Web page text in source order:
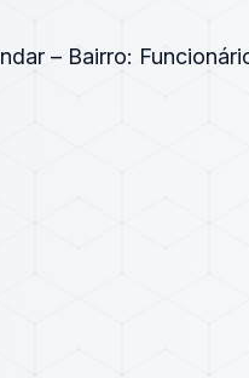
– Bairro: